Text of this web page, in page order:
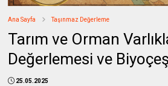
Ana Sayfa Taşınmaz Değerleme
Tarım ve Orman
Değerlemesi ve
25.05.2025